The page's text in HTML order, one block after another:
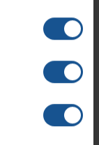
en klinieken